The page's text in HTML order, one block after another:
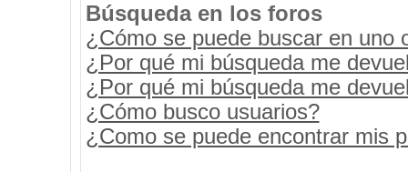
Búsqueda en los foros
¿Cómo se puede buscar en uno
¿Por qué mi búsqueda me
¿Por qué mi búsqueda me
¿Cómo busco usuarios?
¿Como se puede encontrar mis